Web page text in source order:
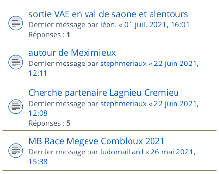
sortie VAE en val de saone et alentours
Dernier message par léon. « 01 juil. 2021, 16:01
Réponses : 1
autour de Meximieux
Dernier message par stephmeriaux « 22 juin 2021,
12:11
Cherche partenaire Lagnieu Cremieu
Dernier message par stephmeriaux « 22 juin 2021,
12:08
Réponses : 5
MB Race Megeve Combloux 2021
Dernier message par ludomaillard « 26 mai 2021,
15:38